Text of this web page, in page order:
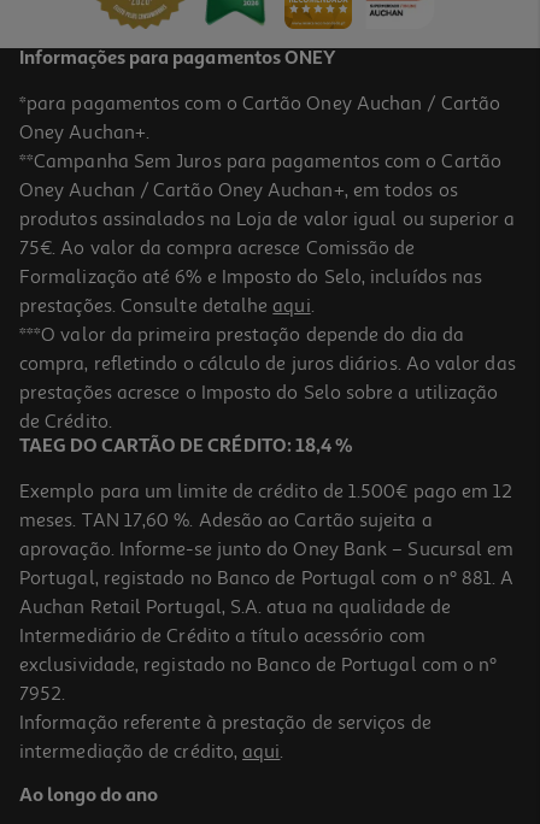
Informações para pagamentos ONEY
*para pagamentos com o Cartão Oney Auchan / Cartão
Oney Auchan+.
**Campanha Sem Juros para pagamentos com o Cartão
Oney Auchan / Cartão Oney Auchan+, em todos os
produtos assinalados na Loja de valor igual ou superior a
75€. Ao valor da compra acresce Comissão de
Formalização até 6% e Imposto do Selo, incluídos nas
prestações. Consulte detalhe aqui.
***O valor da primeira prestação depende do dia da
compra, refletindo o cálculo de juros diários. Ao valor das
prestações acresce o Imposto do Selo sobre a utilização
de Crédito.
TAEG DO CARTÃO DE CRÉDITO: 18,4 %
Exemplo para um limite de crédito de 1.500€ pago em 12
meses. TAN 17,60 %. Adesão ao Cartão sujeita a
aprovação. Informe-se junto do Oney Bank – Sucursal em
Portugal, registado no Banco de Portugal com o nº 881. A
Auchan Retail Portugal, S.A. atua na qualidade de
Intermediário de Crédito a título acessório com
exclusividade, registado no Banco de Portugal com o nº
7952.
Informação referente à prestação de serviços de
intermediação de crédito, aqui.
Ao longo do ano